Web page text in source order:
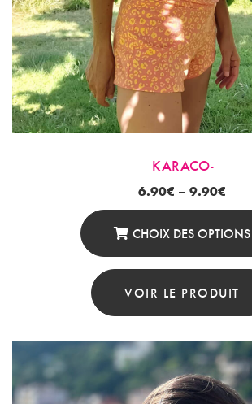
KARACO-
6.90€ – 9.90€
CHOIX DES OPTIONS
Ce
Variations.
Les
VOIR LE PRODUIT